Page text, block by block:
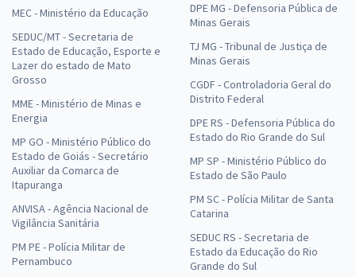
MEC - Ministério da Educação
SEDUC/MT - Secretaria de
Estado de Educação, Esporte e
Lazer do estado de Mato
Grosso
MME - Ministério de Minas e
Energia
MP GO - Ministério Público do
Estado de Goiás - Secretário
Auxiliar da Comarca de
Itapuranga
ANVISA - Agência Nacional de
Vigilância Sanitária
PM PE - Polícia Militar de
Pernambuco
DPE MG - Defensoria Pública de
Minas Gerais
TJ MG - Tribunal de Justiça de
Minas Gerais
CGDF - Controladoria Geral do
Distrito Federal
DPE RS - Defensoria Pública do
Estado do Rio Grande do Sul
MP SP - Ministério Público do
Estado de São Paulo
PM SC - Polícia Militar de Santa
Catarina
SEDUC RS - Secretaria de
Estado da Educação do Rio
Grande do Sul